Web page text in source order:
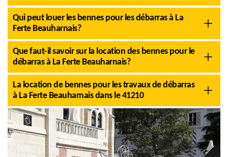
Qui peut louer les bennes pour les débarras à La
Ferte Beauharnais?
Que faut-il savoir sur la location des bennes pour le
débarras à La Ferte Beauharnais?
La location de bennes pour les travaux de débarras
à La Ferte Beauharnais dans le 41210